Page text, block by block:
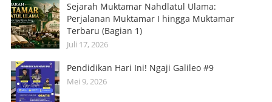
Sejarah Muktamar Nahdlatul Ulama:
Perjalanan Muktamar I hingga Muktamar
Terbaru (Bagian 1)
Juli 17, 2026
Pendidikan Hari Ini! Ngaji Galileo #9
Mei 9, 2026